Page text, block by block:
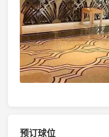
预订球位